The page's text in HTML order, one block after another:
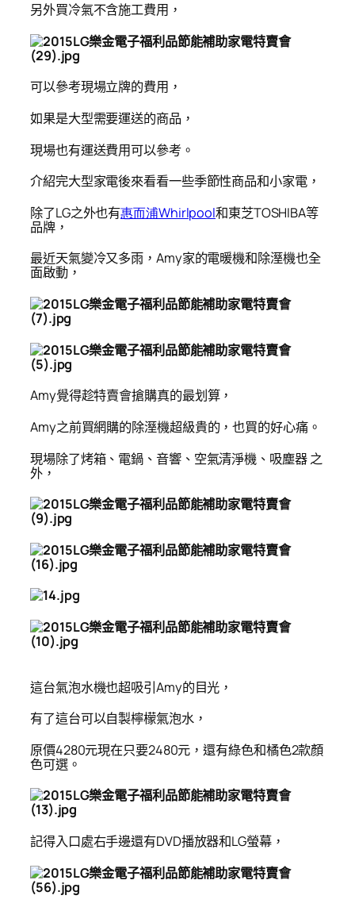
另外買冷氣不含施工費用，
可以參考現場立牌的費用，
如果是大型需要運送的商品，
現場也有運送費用可以參考。
介紹完大型家電後來看看一些季節性商品和小家電，
除了LG之外也有惠而浦Whirlpool和東芝TOSHIBA等
品牌，
最近天氣變冷又多雨，Amy家的電暖機和除溼機也全
面啟動，
Amy覺得趁特賣會搶購真的最划算，
Amy之前買網購的除溼機超級貴的，也買的好心痛。
現場除了烤箱、電鍋、音響、空氣清淨機、吸塵器 之
外，
這台氣泡水機也超吸引Amy的目光，
有了這台可以自製檸檬氣泡水，
原價4280元現在只要2480元，還有綠色和橘色2款顏
色可選。
記得入口處右手邊還有DVD播放器和LG螢幕，